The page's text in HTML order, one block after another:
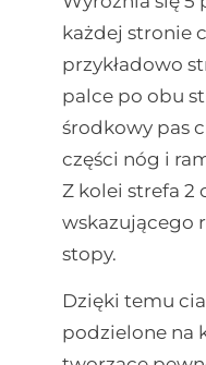
każdej stronie
przykładowo
palce po obu
środkowy pas
części nóg i
Z kolei strefa 2
wskazującego
stopy.
Dzięki temu
podzielone na